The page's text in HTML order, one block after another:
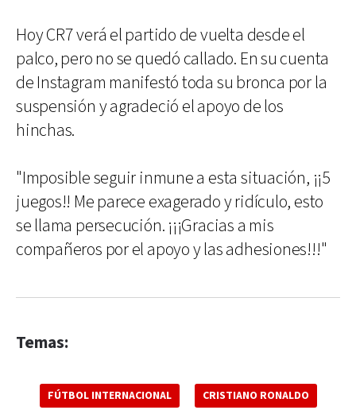
Hoy CR7 verá el partido de vuelta desde el
palco, pero no se quedó callado. En su cuenta
de Instagram manifestó toda su bronca por la
suspensión y agradeció el apoyo de los
hinchas.
"Imposible seguir inmune a esta situación, ¡¡5
juegos!! Me parece exagerado y ridículo, esto
se llama persecución. ¡¡¡Gracias a mis
compañeros por el apoyo y las adhesiones!!!"
Temas:
FÚTBOL INTERNACIONAL CRISTIANO RONALDO